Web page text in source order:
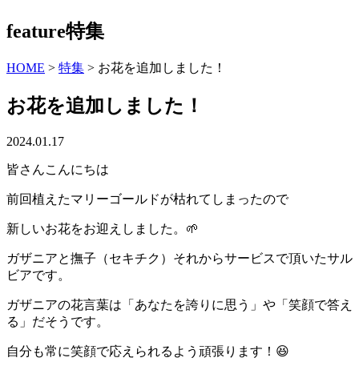
feature特集
HOME > 特集 > お花を追加しました！
お花を追加しました！
2024.01.17
皆さんこんにちは
前回植えたマリーゴールドが枯れてしまったので
新しいお花をお迎えしました。🌱
ガザニアと撫子（セキチク）それからサービスで頂いたサル
ビアです。
ガザニアの花言葉は「あなたを誇りに思う」や「笑顔で答え
る」だそうです。
自分も常に笑顔で応えられるよう頑張ります！😆